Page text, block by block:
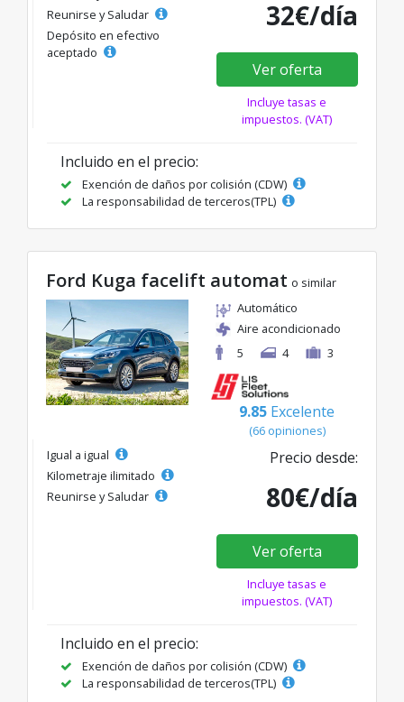
Reunirse y Saludar
Depósito en efectivo
aceptado
32€/día
Ver oferta
Incluye tasas e
impuestos. (VAT)
Incluido en el precio:
Exención de daños por colisión (CDW)
La responsabilidad de terceros(TPL)
Ford Kuga facelift automat o similar
Automático
Aire acondicionado
5
4 3
9.85 Excelente
(66 opiniones)
Igual a igual
Kilometraje ilimitado
Reunirse y Saludar
Precio desde:
80€/día
Ver oferta
Incluye tasas e
impuestos. (VAT)
Incluido en el precio:
Exención de daños por colisión (CDW)
La responsabilidad de terceros(TPL)